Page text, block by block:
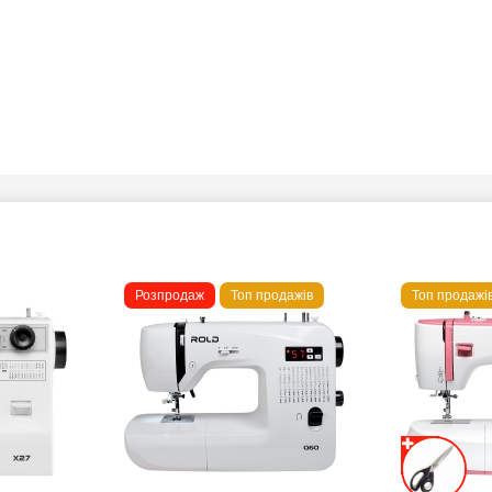
Розпродаж Топ продажів Топ